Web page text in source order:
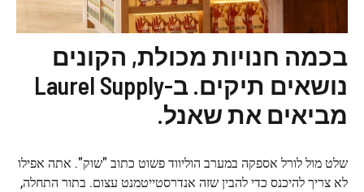
בכמה חנויות מכולת, הקונים
נושאים תיקים. ב-Laurel Supply
מביאים את שאנל.
שלט מול לורל אספקה ​​במערב הוליווד פשוט כתוב "שוק". אתה אפילו
לא צריך להיכנס כדי להבין שזה אנדרסטייטמנט עצום. בתור התחלה,